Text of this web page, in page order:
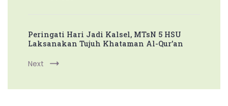
Peringati Hari Jadi Kalsel, MTsN 5 HSU
Laksanakan Tujuh Khataman Al-Qur’an
Next